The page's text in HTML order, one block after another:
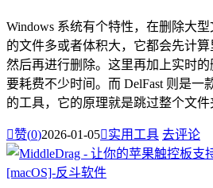
Windows 系统有个特性，在删除大
的文件多或者体积大，它都会先计算
然后再进行删除。这里再加上实时
要耗费不少时间。而 DelFast 则是一
的工具，它的原理就是跳过整个文件
赞(0)2026-01-05实用工具 去评论